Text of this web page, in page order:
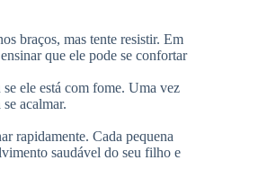
braços, mas tente resistir. Em
que ele pode se confortar
ele está com fome. Uma vez
acalmar.
rapidamente. Cada pequena
saudável do seu filho e